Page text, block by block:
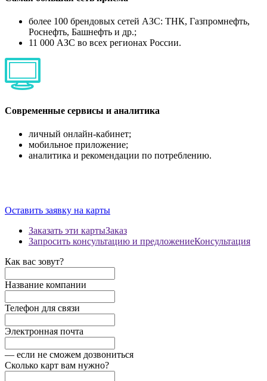
более 100 брендовых сетей АЗС: ТНК, Газпромнефть,
Роснефть, Башнефть и др.;
11 000 АЗС во всех регионах России.
Современные сервисы и аналитика
личный онлайн-кабинет;
мобильное приложение;
аналитика и рекомендации по потреблению.
Оставить заявку на карты
Заказать эти картыЗаказ
Запросить консультацию и предложениеКонсультация
Как вас зовут?
Название компании
Телефон для связи
Электронная почта
— если не сможем дозвониться
Сколько карт вам нужно?